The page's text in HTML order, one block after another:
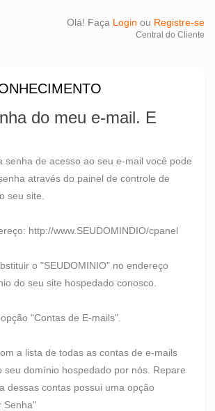
Olá! Faça Login ou Registre-se
Central do Cliente
do meu e-mail. E
senha de acesso ao seu e-mail você pode
através do painel de controle de
seu site.
http://www.SEUDOMINDIO/cpanel
o "SEUDOMINIO" no endereço
do seu site hospedado conosco.
"Contas de E-mails".
a lista de todas as contas de e-mails
seu domínio hospedado por nós. Repare
dessas contas possui uma opção
Senha"